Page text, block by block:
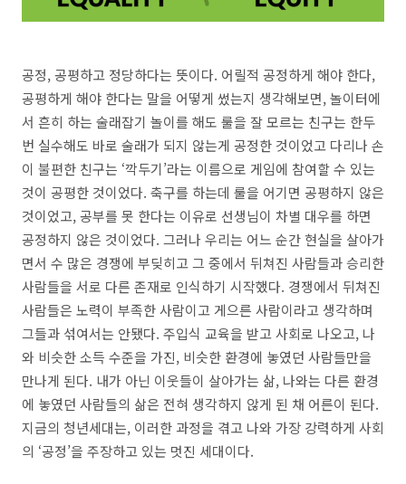
공정,공평하고 정당하다는 뜻이다. 어릴적 공정하게 해야 한다,
공평하게 해야 한다는 말을 어떻게 썼는지 생각해보면,놀이터에
서 흔히 하는 술래잡기 놀이를 해도 룰을 잘 모르는 친구는 한두
번 실수해도 바로 술래가 되지 않는게 공정한 것이었고 다리나 손
이 불편한 친구는 ‘깍두기’라는 이름으로 게임에 참여할 수 있는
것이 공평한 것이었다. 축구를 하는데 룰을 어기면 공평하지 않은
것이었고,공부를 못 한다는 이유로 선생님이 차별 대우를 하면
공정하지 않은 것이었다. 그러나 우리는 어느 순간 현실을 살아가
면서 수 많은 경쟁에 부딪히고 그 중에서 뒤쳐진 사람들과 승리한
사람들을 서로 다른 존재로 인식하기 시작했다. 경쟁에서 뒤쳐진
사람들은 노력이 부족한 사람이고 게으른 사람이라고 생각하며
그들과 섞여서는 안됐다. 주입식 교육을 받고 사회로 나오고, 나
와 비슷한 소득 수준을 가진, 비슷한 환경에 놓였던 사람들만을
만나게 된다. 내가 아닌 이웃들이 살아가는 삶, 나와는 다른 환경
에 놓였던 사람들의 삶은 전혀 생각하지 않게 된 채 어른이 된다.
지금의 청년세대는, 이러한 과정을 겪고 나와 가장 강력하게 사회
의 ‘공정’을 주장하고 있는 멋진 세대이다.